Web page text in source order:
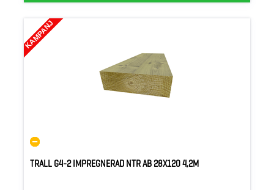
KAMPANJ
TRALL G4-2 IMPREGNERAD NTR AB 28X120 4,2M